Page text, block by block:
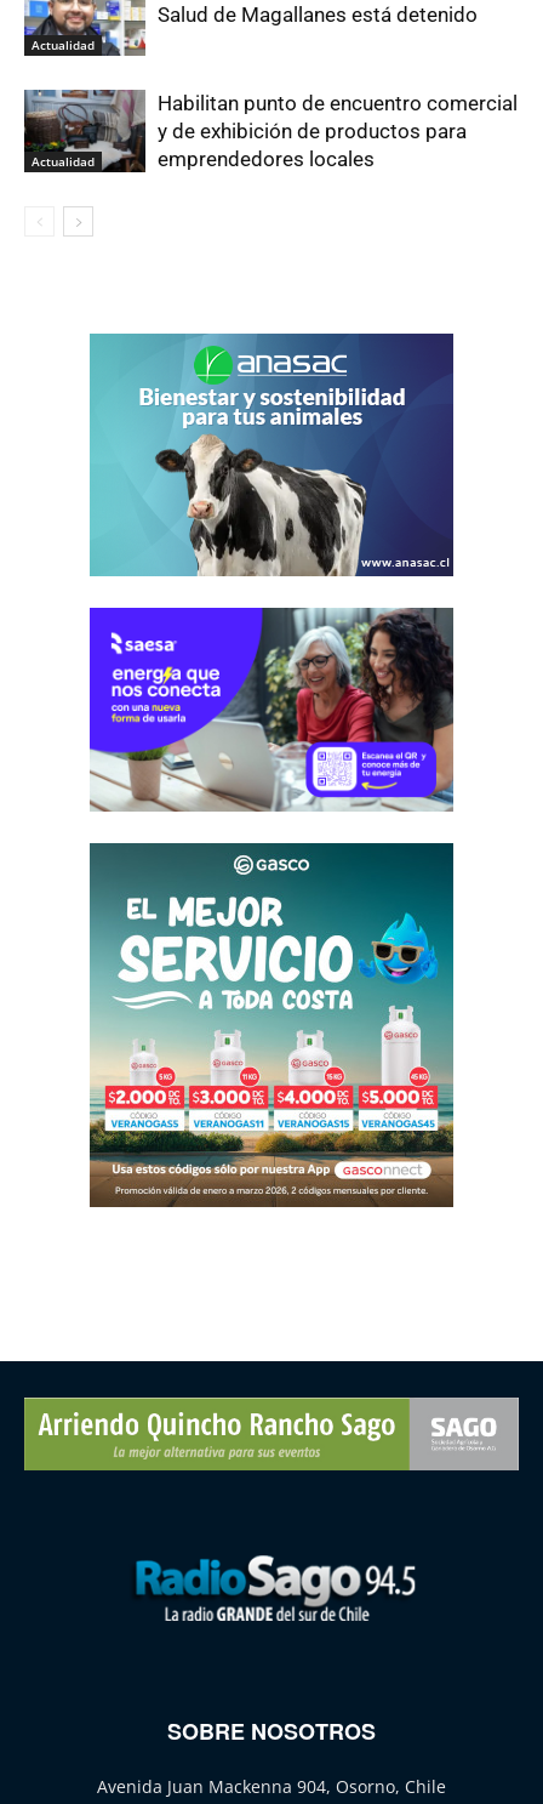
Actualidad
Salud de Magallanes está detenido
Actualidad
Habilitan punto de encuentro comercial
y de exhibición de productos para
emprendedores locales
SOBRE NOSOTROS
Avenida Juan Mackenna 904, Osorno, Chile